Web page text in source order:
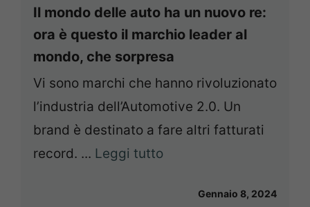
Il mondo delle auto ha un nuovo re:
ora è questo il marchio leader al
mondo, che sorpresa
Vi sono marchi che hanno rivoluzionato
l’industria dell’Automotive 2.0. Un
brand è destinato a fare altri fatturati
record. ... Leggi tutto
Gennaio 8, 2024